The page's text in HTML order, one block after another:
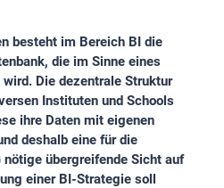
besteht im Bereich BI die
die im Sinne eines
Die dezentrale Struktur
Instituten und Schools
ihre Daten mit eigenen
deshalb eine für die
übergreifende Sicht auf
einer BI-Strategie soll